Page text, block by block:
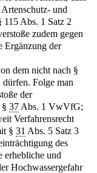
und
Abs. 1 Satz 2
zudem gegen
der
dem nicht nach §
Folge man
der
37 Abs. 1 VwVfG;
Verfahrensrecht
§ 31 Abs. 5 Satz 3
des
erhebliche und
Hochwassergefahr